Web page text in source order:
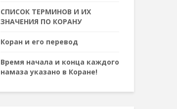
СПИСОК ТЕРМИНОВ И ИХ
ЗНАЧЕНИЯ ПО КОРАНУ
Коран и его перевод
Время начала и конца каждого
намаза указано в Коране!